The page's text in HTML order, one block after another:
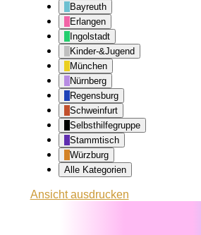
Bayreuth
Erlangen
Ingolstadt
Kinder-&Jugend
München
Nürnberg
Regensburg
Schweinfurt
Selbsthilfegruppe
Stammtisch
Würzburg
Alle Kategorien
Ansichtausdrucken